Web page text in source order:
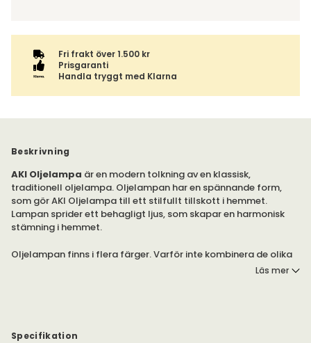
Fri frakt över 1.500 kr
Prisgaranti
Handla tryggt med Klarna
Beskrivning
AKI Oljelampa är en modern tolkning av en klassisk,
traditionell oljelampa. Oljelampan har en spännande form,
som gör AKI Oljelampa till ett stilfullt tillskott i hemmet.
Lampan sprider ett behagligt ljus, som skapar en harmonisk
stämning i hemmet.
Oljelampan finns i flera färger. Varför inte kombinera de olika
Läs mer
Specifikation